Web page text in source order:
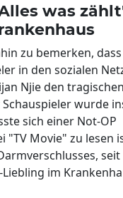
was
zu bemerken,
in den sozialen
Njie den
wurde
sich einer Not-OP
"TV Movie" zu lesen
Liebling im